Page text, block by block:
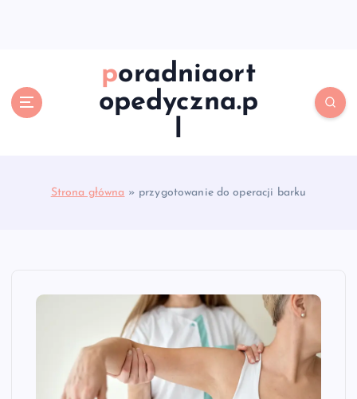
poradniaort
opedyczna.p
l
Strona główna » przygotowanie do operacji barku